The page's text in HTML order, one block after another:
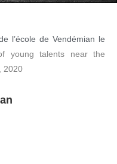
l’école de Vendémian le
young talents near the
2020